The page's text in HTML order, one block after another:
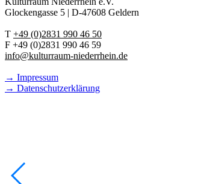
Glockengasse 5 | D-47608 Geldern
T +49 (0)2831 990 46 50
F +49 (0)2831 990 46 59
info@kulturraum-niederrhein.de
→ Impressum
→ Datenschutzerklärung